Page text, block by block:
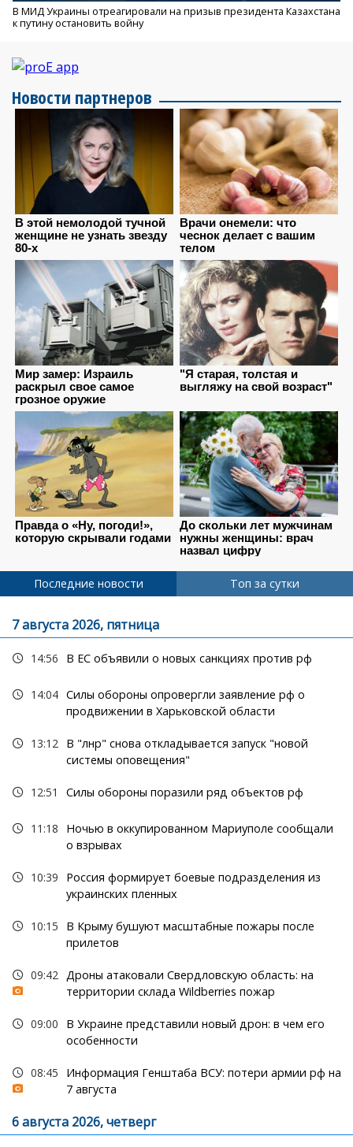
В МИД Украины отреагировали на призыв президента Казахстана
к путину остановить войну
Новости партнеров
Последние новости Топ за сутки
7 августа 2026, пятница
14:56 В ЕС объявили о новых санкциях против рф
14:04 Силы обороны опровергли заявление рф о
продвижении в Харьковской области
13:12 В "лнр" снова откладывается запуск "новой
системы оповещения"
12:51 Силы обороны поразили ряд объектов рф
11:18
Ночью в оккупированном Мариуполе сообщали
о взрывах
10:39
Россия формирует боевые подразделения из
украинских пленных
10:15
В Крыму бушуют масштабные пожары после
прилетов
09:42 Дроны атаковали Свердловскую область: на
территории склада Wildberries пожар
09:00
В Украине представили новый дрон: в чем его
особенности
08:45
Информация Генштаба ВСУ: потери армии рф на
7 августа
6 августа 2026, четверг